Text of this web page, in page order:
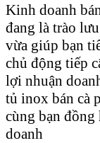
Kinh doanh
đang là trào
vừa giúp bạn
chủ động tiếp
lợi nhuận
tủ inox bán cà
cùng bạn
doanh